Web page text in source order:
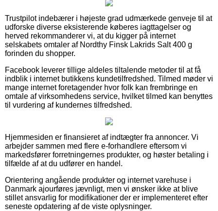
Trustpilot indebærer i højeste grad udmærkede genveje til at
udforske diverse eksisterende køberes iagttagelser og
herved rekommanderer vi, at du kigger på internet
selskabets omtaler af Nordthy Finsk Lakrids Salt 400 g
forinden du shopper.
Facebook leverer tillige aldeles tiltalende metoder til at få
indblik i internet butikkens kundetilfredshed. Tilmed møder vi
mange internet foretagender hvor folk kan frembringe en
omtale af virksomhedens service, hvilket tilmed kan benyttes
til vurdering af kundernes tilfredshed.
Hjemmesiden er finansieret af indtægter fra annoncer. Vi
arbejder sammen med flere e-forhandlere eftersom vi
markedsfører forretningernes produkter, og høster betaling i
tilfælde af at du udfører en handel.
Orientering angående produkter og internet varehuse i
Danmark ajourføres jævnligt, men vi ønsker ikke at blive
stillet ansvarlig for modifikationer der er implementeret efter
seneste opdatering af de viste oplysninger.